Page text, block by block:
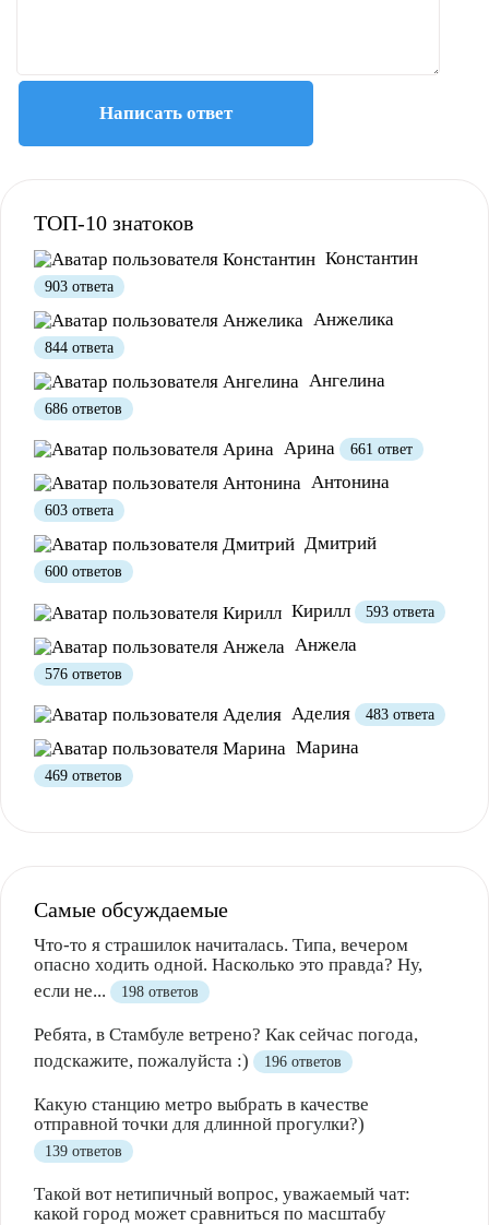
Полезно 1
Написать ответ
ТОП-10 знатоков
Константин
903 ответа
Анжелика
844 ответа
Ангелина
686 ответов
Арина 661 ответ
Антонина
603 ответа
Дмитрий
600 ответов
Кирилл 593 ответа
Анжела
576 ответов
Аделия 483 ответа
Марина
469 ответов
Самые обсуждаемые
Что-то я страшилок начиталась. Типа, вечером
опасно ходить одной. Насколько это правда? Ну,
если не...
198 ответов
Ребята, в Стамбуле ветрено? Как сейчас погода,
подскажите, пожалуйста :)
196 ответов
Какую станцию метро выбрать в качестве
отправной точки для длинной прогулки?)
139 ответов
Такой вот нетипичный вопрос, уважаемый чат:
какой город может сравниться по масштабу